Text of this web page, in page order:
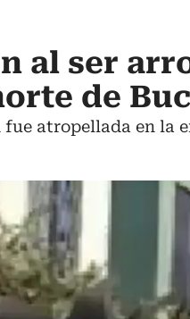
al ser
de
fue atropellada en la